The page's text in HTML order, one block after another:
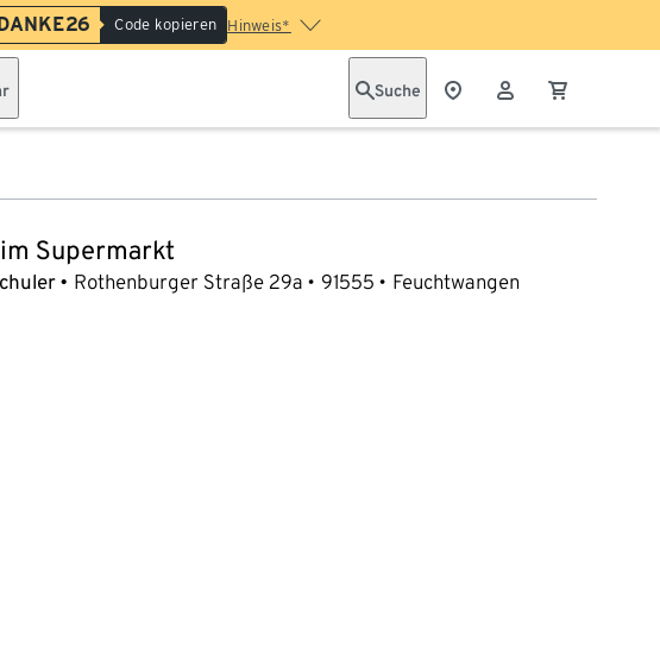
Code kopieren Hinweis*
Suche
Supermarkt
Rothenburger Straße 29a 91555 Feuchtwangen